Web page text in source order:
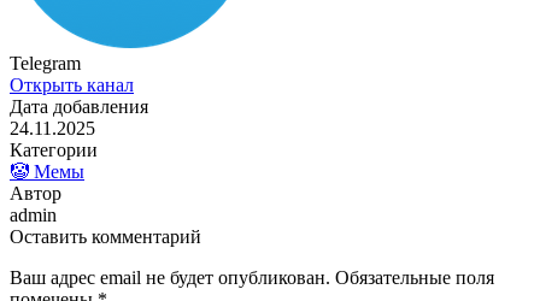
Telegram
Открыть канал
Дата добавления
24.11.2025
Категории
🤡 Мемы
Автор
admin
Оставить комментарий
Ваш адрес email не будет опубликован. Обязательные поля